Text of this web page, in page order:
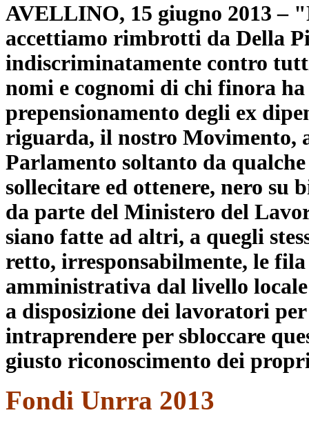
AVELLINO, 15 giugno 2013 –
accettiamo rimbrotti da Della
indiscriminatamente contro
nomi e cognomi di chi finora
prepensionamento degli ex
riguarda, il nostro Movimento,
Parlamento soltanto da
sollecitare ed ottenere, nero su
da parte del Ministero del
siano fatte ad altri, a quegli
retto, irresponsabilmente, le
amministrativa dal livello
a disposizione dei lavoratori
intraprendere per sbloccare
giusto riconoscimento dei
Fondi Unrra 2013